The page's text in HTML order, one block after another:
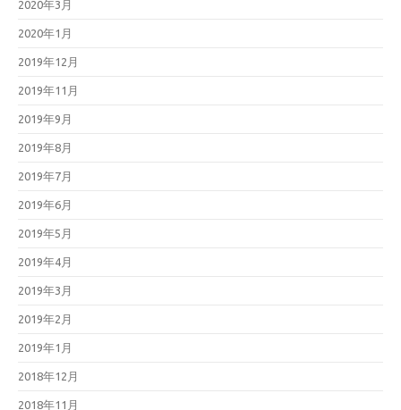
2020年3月
2020年1月
2019年12月
2019年11月
2019年9月
2019年8月
2019年7月
2019年6月
2019年5月
2019年4月
2019年3月
2019年2月
2019年1月
2018年12月
2018年11月